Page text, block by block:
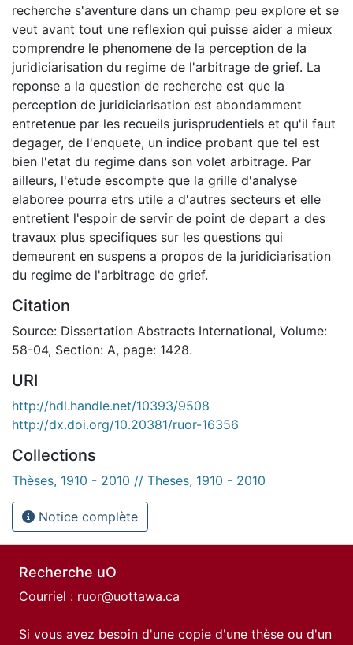
recherche s'aventure dans un champ peu explore et se
veut avant tout une reflexion qui puisse aider a mieux
comprendre le phenomene de la perception de la
juridiciarisation du regime de l'arbitrage de grief. La
reponse a la question de recherche est que la
perception de juridiciarisation est abondamment
entretenue par les recueils jurisprudentiels et qu'il faut
degager, de l'enquete, un indice probant que tel est
bien l'etat du regime dans son volet arbitrage. Par
ailleurs, l'etude escompte que la grille d'analyse
elaboree pourra etrs utile a d'autres secteurs et elle
entretient l'espoir de servir de point de depart a des
travaux plus specifiques sur les questions qui
demeurent en suspens a propos de la juridiciarisation
du regime de l'arbitrage de grief.
Citation
Source: Dissertation Abstracts International, Volume:
58-04, Section: A, page: 1428.
URI
http://hdl.handle.net/10393/9508
http://dx.doi.org/10.20381/ruor-16356
Collections
Thèses, 1910 - 2010 // Theses, 1910 - 2010
Notice complète
Recherche uO
Courriel : ruor@uottawa.ca
Si vous avez besoin d'une copie d'une thèse ou d'un